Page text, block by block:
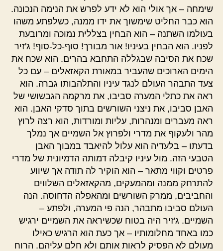
שימחה – אך אולי הוא לא ידע לפרש את הנימה הנכונה.
הוא כבר החליט שימשוך את ידו ממנה, כשלפתע משהו
בעולמו השתנה – הוא הבחין בצללית נמוכה ומרובעת
לפניו. הוא הבחין בעיניו! אור מבורך! סוף-כל-סוף! ג'זיר
שכח את הסיבה שבגללה התחבא בהרים. הוא שכח את
הימים הארוכים שהעביר במאורת הקאזאלים – עם כל
צעד התבהר העולם לנגד עיניו והתלהבותו גברה. הוא
ראה את כתלי המערה סביבו, את מרקמה הגבשושי של
האבן סביבו, את ניצני השורשים בתוך סדקי האבן. הוא
ראה מעברים ומנהרות, עליות ומורדות, הוא רצה לרוץ
מהר ולעקוף את מדרי ולפרוץ אל השמיים אך נמלך
בדעתו – בלעדיה הוא עלול להיאבד במבוך האבן
הטבעי הזה. מול עיניו קיבלה דמותה הדמיונית של מדרי
פרטים וקווי מתאר – הוא הוקיר לה תודה אך שיווע
להתרחק ממנה ומהמעקים, מהקאזאלים השלווים
והחביבים, ממרק השורשים ומהאפלה הדחוסה. הנה
העולם סביבו מתבהר, הנה פי המערה, ולפתע –
השמיים. ג'זיר היה בטוח שכשיראה את השמיים ירגיש
כמו באחד מחלומותיו – אך כעת הוא הרגיש כאילו
מעולם לא הפסיק לראות אותם ולא חלם עליהם. הרוח